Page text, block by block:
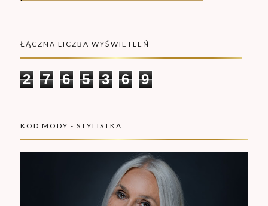
ŁĄCZNA LICZBA WYŚWIETLEŃ
2 7 6 5 3 6 9
KOD MODY - STYLISTKA